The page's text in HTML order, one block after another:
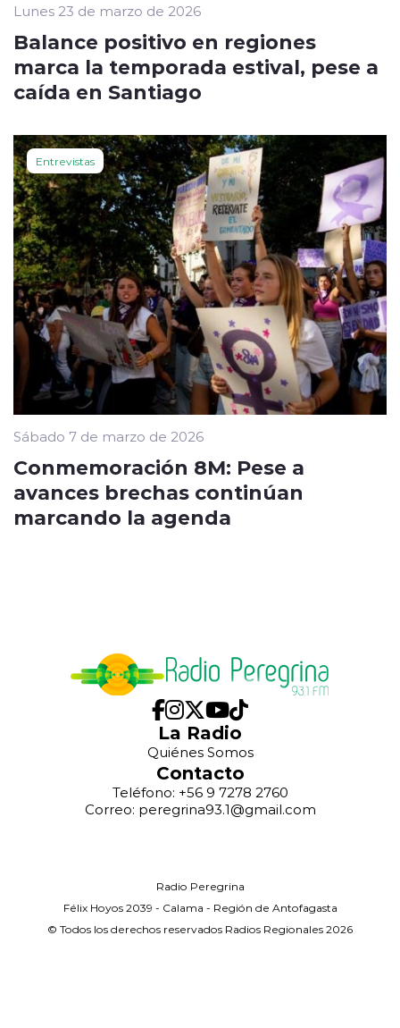
Lunes 23 de marzo de 2026
Balance positivo en regiones
marca la temporada estival, pese a
caída en Santiago
Entrevistas
Sábado 7 de marzo de 2026
Conmemoración 8M: Pese a
avances brechas continúan
marcando la agenda
La Radio
Quiénes Somos
Contacto
Teléfono: +56 9 7278 2760
Correo: peregrina93.1@gmail.com
Radio Peregrina
Félix Hoyos 2039 - Calama - Región de Antofagasta
© Todos los derechos reservados Radios Regionales 2026